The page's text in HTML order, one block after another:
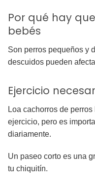
Por qué hay
bebés
Son perros pequeños y
descuidos pueden
Ejercicio
Loa cachorros de
ejercicio, pero es
diariamente.
Un paseo corto es una
tu chiquitín.